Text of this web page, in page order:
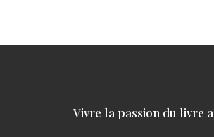
Vivre la passion du livre